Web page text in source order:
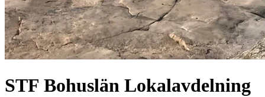
STF Bohuslän Lokalavdelning